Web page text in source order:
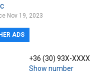
Nov 19, 2023
ADS
+36 (30) 93X-XXXX
Show number